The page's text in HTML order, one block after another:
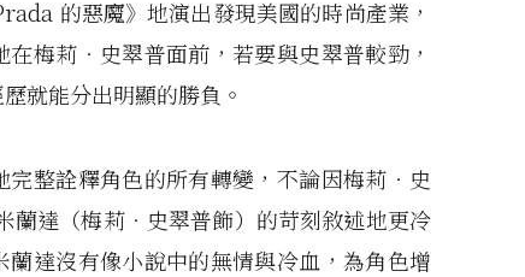
的惡魔》地演出發現美國的時尚產業，
梅莉‧史翠普面前，若要與史翠普較勁，
就能分出明顯的勝負。
整詮釋角色的所有轉變，不論因梅莉‧史
蘭達（梅莉‧史翠普飾）的苛刻敘述地更冷
達沒有像小說中的無情與冷血，為角色增